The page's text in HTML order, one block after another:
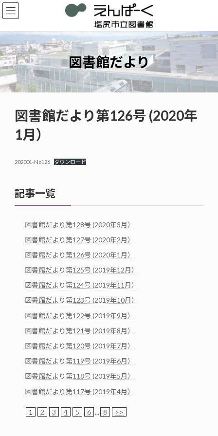
コ
ン
ン
ツ
へ
ス
キ
ッ
プ
ナ
ビ
ー
シ
ョ
ン
に
移
動
図書館だより
図書館だより第126号 (2020年
1月）
202001-No126 ダウンロード
記事一覧
図書館だより第128号 (2020年3月）
図書館だより第127号 (2020年2月）
図書館だより第126号 (2020年1月）
図書館だより第125号 (2019年12月）
図書館だより第124号 (2019年11月）
図書館だより第123号 (2019年10月）
図書館だより第122号 (2019年9月）
図書館だより第121号 (2019年8月）
図書館だより第120号 (2019年7月）
図書館だより第119号 (2019年6月）
図書館だより第118号 (2019年5月）
図書館だより第117号 (2019年4月）
1 2 3 4 5 6 ... 8 >>